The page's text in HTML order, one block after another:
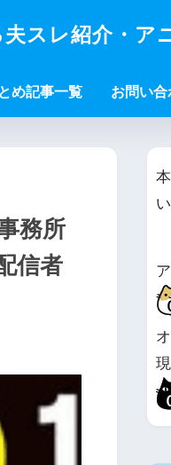
スレ紹介・ア
め記事一覧 お問い合
務所
信者